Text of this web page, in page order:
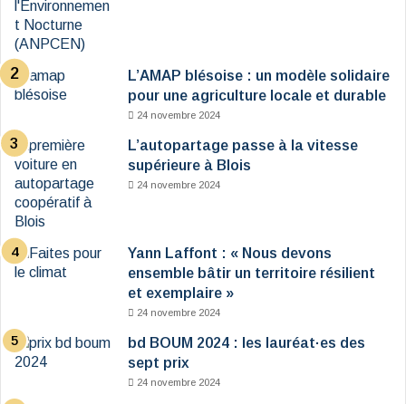
L’AMAP blésoise : un modèle solidaire
pour une agriculture locale et durable
24 novembre 2024
L’autopartage passe à la vitesse
supérieure à Blois
24 novembre 2024
Yann Laffont : « Nous devons
ensemble bâtir un territoire résilient
et exemplaire »
24 novembre 2024
bd BOUM 2024 : les lauréat·es des
sept prix
24 novembre 2024